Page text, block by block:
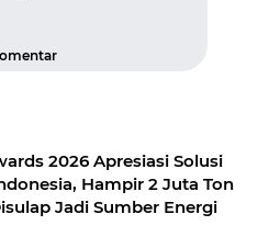
2026 Apresiasi Solusi
Hampir 2 Juta Ton
Jadi Sumber Energi